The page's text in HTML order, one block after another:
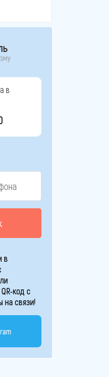
в
в
код с
на связи!